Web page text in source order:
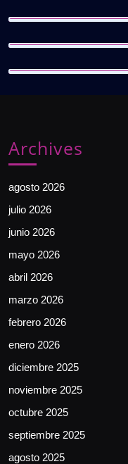
Archives
agosto 2026
julio 2026
junio 2026
mayo 2026
abril 2026
marzo 2026
febrero 2026
enero 2026
diciembre 2025
noviembre 2025
octubre 2025
septiembre 2025
agosto 2025